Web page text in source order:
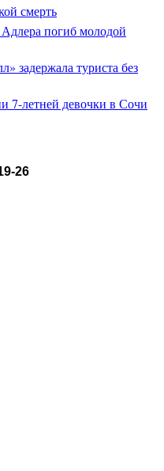
смерть
погиб молодой
задержала туриста без
7-летней девочки в Сочи
26